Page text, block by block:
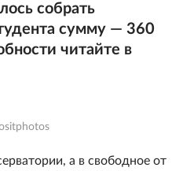
собрать
сумму — 360
читайте в
а в свободное от